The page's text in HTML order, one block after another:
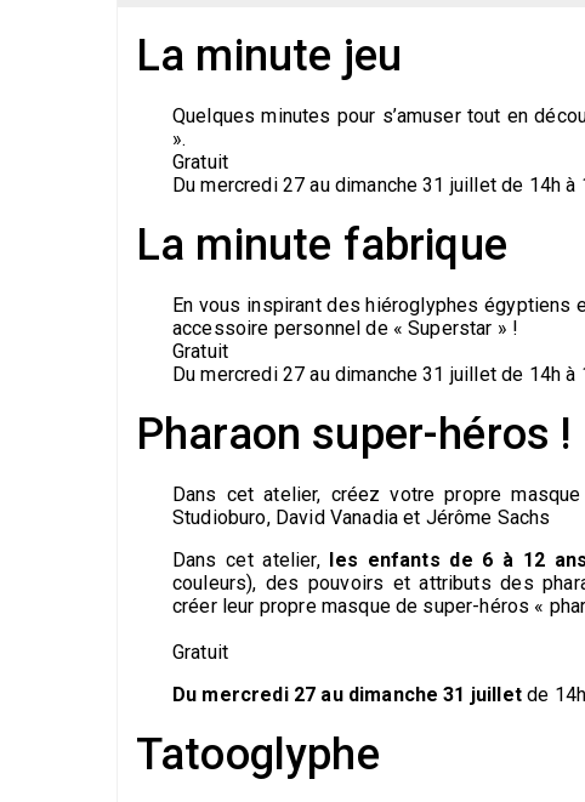
La minute jeu
Quelques minutes pour s’amuser tout en
».
Gratuit
Du mercredi 27 au dimanche 31 juillet de 14h
La minute fabrique
En vous inspirant des hiéroglyphes
accessoire personnel de « Superstar » !
Gratuit
Du mercredi 27 au dimanche 31 juillet de 14h
Pharaon super-héros !
Dans cet atelier, créez votre propre
Studioburo, David Vanadia et Jérôme Sachs
Dans cet atelier,
les enfants de 6 à 12 ans
couleurs), des pouvoirs et attributs des
créer leur propre masque de super-héros «
Gratuit
Du mercredi 27 au dimanche 31 juilletde
Tatooglyphe